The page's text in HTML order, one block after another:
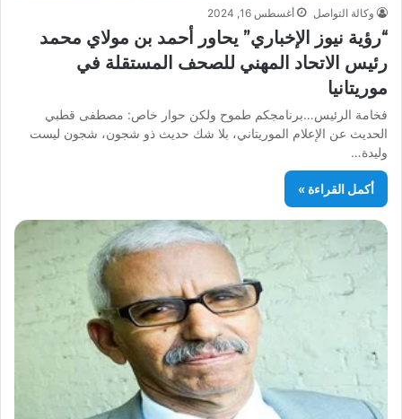
وكالة التواصل أغسطس 16, 2024
“رؤية نيوز الإخباري” يحاور أحمد بن مولاي محمد
رئيس الاتحاد المهني للصحف المستقلة في
موريتانيا
فخامة الرئيس…برنامجكم طموح ولكن حوار خاص: مصطفى قطبي
الحديث عن الإعلام الموريتاني، بلا شك حديث ذو شجون، شجون ليست
وليدة…
أكمل القراءة »